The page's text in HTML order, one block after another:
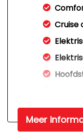
Cruise
Stuur
Meer